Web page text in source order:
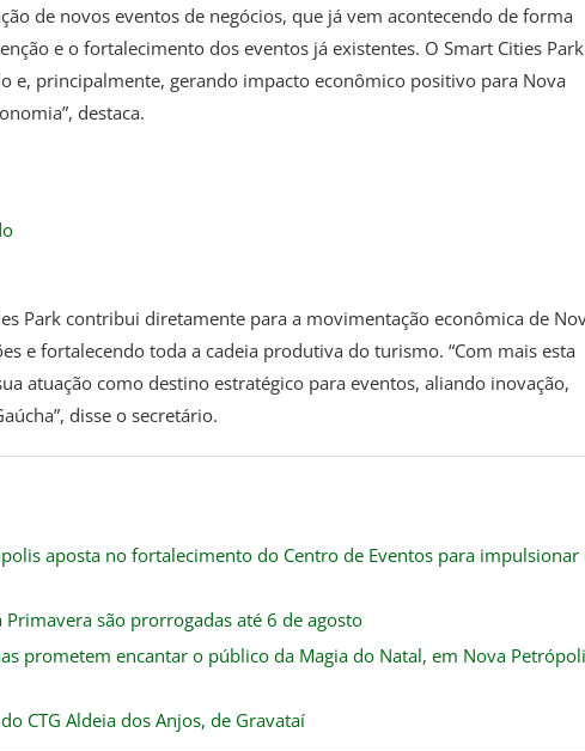
de novos eventos de negócios, que já vem acontecendo de forma
e o fortalecimento dos eventos já existentes. O Smart Cities
e, principalmente, gerando impacto econômico positivo para Nova
destaca.
Park contribui diretamente para a movimentação econômica de
e fortalecendo toda a cadeia produtiva do turismo. “Com mais esta
atuação como destino estratégico para eventos, aliando inovação,
disse o secretário.
aposta no fortalecimento do Centro de Eventos para impulsionar
são prorrogadas até 6 de agosto
prometem encantar o público da Magia do Natal, em Nova
CTG Aldeia dos Anjos, de Gravataí